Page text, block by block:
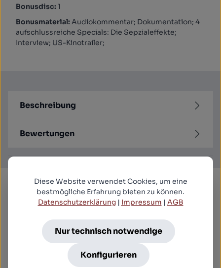
Bonusdisc: 1
Bonusmaterial: Audiokommentar; Dokumentation; 4
aufschlussreiche Specials: Die Sepzialeffekte;
Interview; US-Kinotrailer;
Beschreibung
Bewertungen
Produktgalerie überspringen
Kunden kauften auch
Der Exorzist (4K Ultra HD) + (Blu-ray)
Diese Website verwendet Cookies, um eine
bestmögliche Erfahrung bieten zu können.
Datenschutzerklärung| Impressum | AGB
Nur technisch notwendige
Konfigurieren